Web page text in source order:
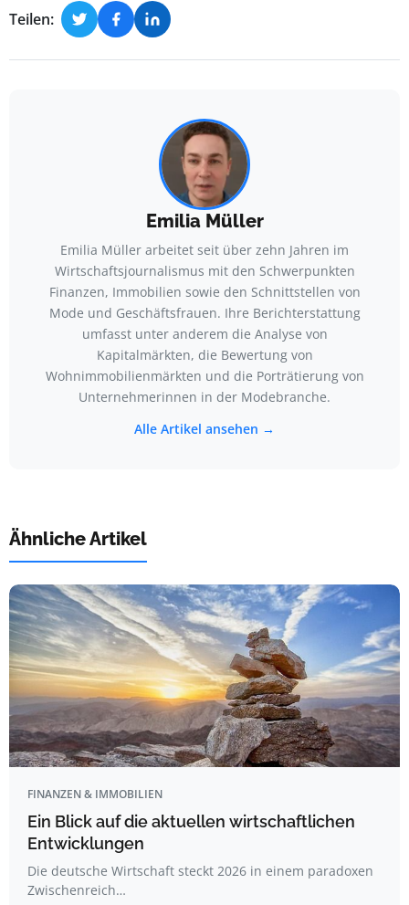
Teilen:
Emilia Müller
Emilia Müller arbeitet seit über zehn Jahren im
Wirtschaftsjournalismus mit den Schwerpunkten
Finanzen, Immobilien sowie den Schnittstellen von
Mode und Geschäftsfrauen. Ihre Berichterstattung
umfasst unter anderem die Analyse von
Kapitalmärkten, die Bewertung von
Wohnimmobilienmärkten und die Porträtierung von
Unternehmerinnen in der Modebranche.
Alle Artikel ansehen →
Ähnliche Artikel
FINANZEN & IMMOBILIEN
Ein Blick auf die aktuellen wirtschaftlichen
Entwicklungen
Die deutsche Wirtschaft steckt 2026 in einem paradoxen
Zwischenreich…